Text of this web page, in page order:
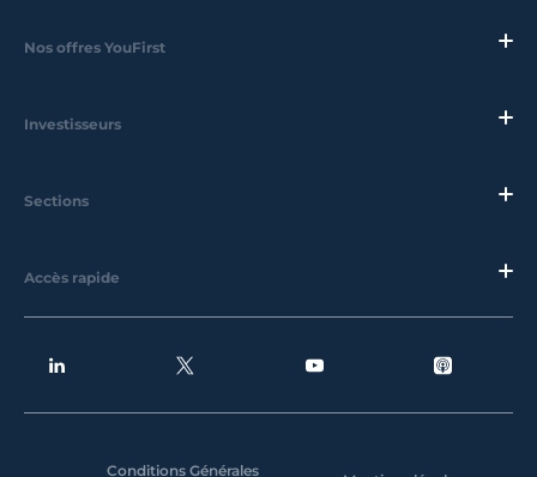
Nos offres YouFirst
Investisseurs
Sections
Accès rapide
Conditions Générales